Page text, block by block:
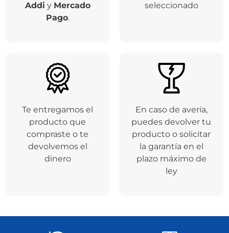
Addi y Mercado
Pago.
seleccionado
Te entregamos el
producto que
compraste o te
devolvemos el
dinero
En caso de avería,
puedes devolver tu
producto o solicitar
la garantía en el
plazo máximo de
ley